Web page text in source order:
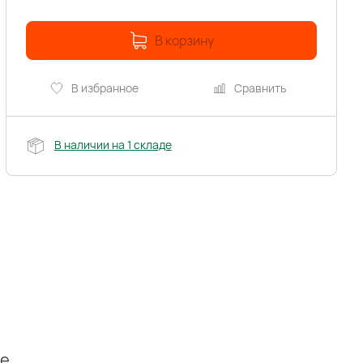
В корзину
В избранное Сравнить
В наличии на 1 складе